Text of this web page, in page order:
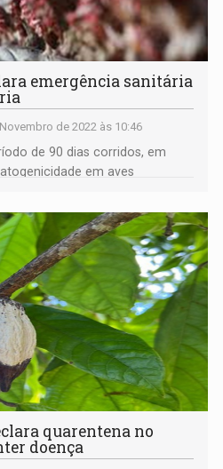
emergência sanitária
de 2022 às 10:46
de 90 dias corridos, em
em aves
quarentena no
doença